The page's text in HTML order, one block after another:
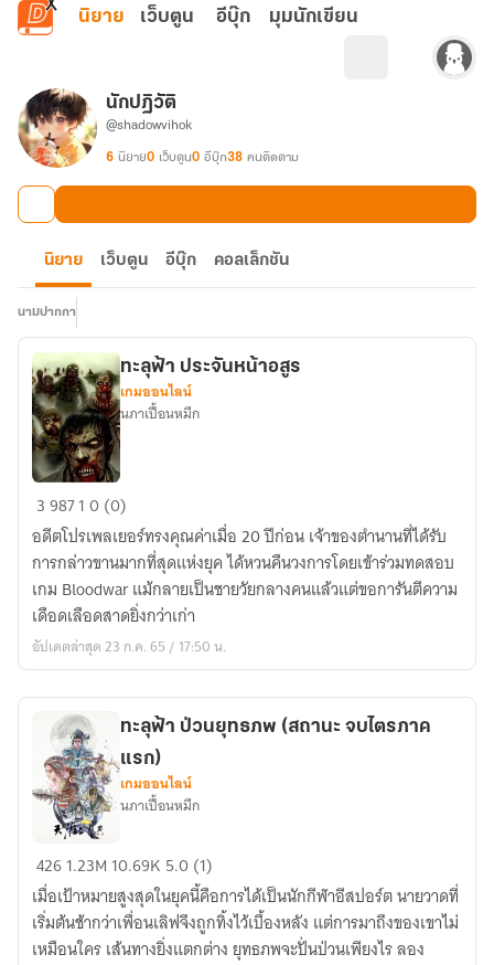
ข้ามไปยังเนื้อหาหลัก
นิยาย เว็บตูน อีบุ๊ก มุมนักเขียน
นักปฏิวัติ
@shadowvihok
6 นิยาย0 เว็บตูน0 อีบุ๊ก38 คนติดตาม
นิยาย เว็บตูน อีบุ๊ก คอลเล็กชัน
นามปากกา
ทะลุ
ฟ้า
ประจัน
หน้า
อสูร
ทะลุฟ้า ประจันหน้าอสูร
เกมออนไลน์
นภาเปื้อนหมึก
398710 (0)
อดีตโปรเพลเยอร์ทรงคุณค่าเมื่อ 20 ปีก่อน เจ้าของตำนานที่ได้รับ
การกล่าวขานมากที่สุดแห่งยุค ได้หวนคืนวงการโดยเข้าร่วมทดสอบ
เกม Bloodwar แม้กลายเป็นชายวัยกลางคนแล้วแต่ขอการันตีความ
เดือดเลือดสาดยิ่งกว่าเก่า
อัปเดตล่าสุด 23 ก.ค. 65 / 17:50 น.
ทะลุ
ฟ้า
ป่วน
ยุทธ
ทะลุฟ้า ป่วนยุทธภพ (สถานะ จบไตรภาค
แรก)
เกมออนไลน์
นภาเปื้อนหมึก
4261.23M 10.69K 5.0 (1)
เมื่อเป้าหมายสูงสุดในยุคนี้คือการได้เป็นนักกีฬาอีสปอร์ต นายวาดที่
เริ่มต้นช้ากว่าเพื่อนเลิฟจึงถูกทิ้งไว้เบื้องหลัง แต่การมาถึงของเขาไม่
เหมือนใคร เส้นทางยิ่งแตกต่าง ยุทธภพจะปั่นป่วนเพียงไร ลอง